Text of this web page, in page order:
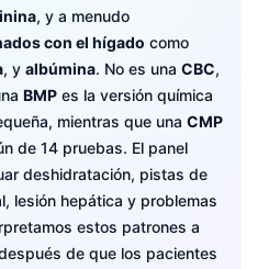
, y a menudo
con el hígado como
, y albúmina. No es una CBC,
BMP es la versión química
mientras que una CMP
de 14 pruebas. El panel
deshidratación, pistas de
lesión hepática y problemas
estos patrones a
de que los pacientes